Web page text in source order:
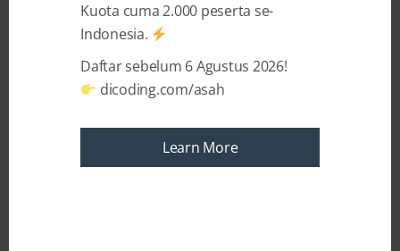
perusahaan. Di era digital yang sudah serba
menggunakan teknologi, ALE Hackathon
2018 sangat mementingkan mobilitas.
Alcatel Lucent Enterprise menantang
aplikasi di platform android yang dapat
berkolaborasi dengan platform Rainbow dan
Kuota cuma 2.000 peserta se-
Indonesia.
Daftar sebelum 6 Agustus 2026!
dicoding.com/asah
Learn More